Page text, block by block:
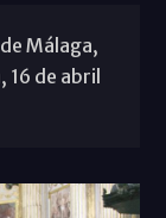
Málaga,
16 de abril